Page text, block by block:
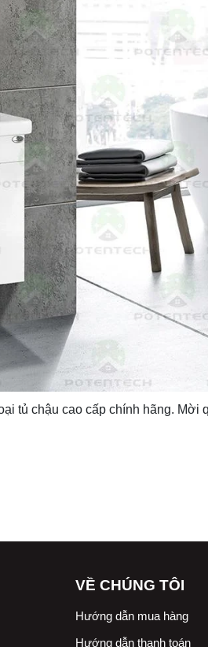
tủ chậu cao cấp chính hãng. Mời
VỀ CHÚNG TÔI
Hướng dẫn mua hàng
Hướng dẫn thanh toán